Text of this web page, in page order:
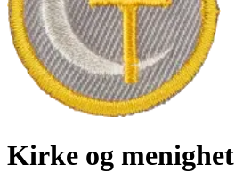
Kirke og menighet